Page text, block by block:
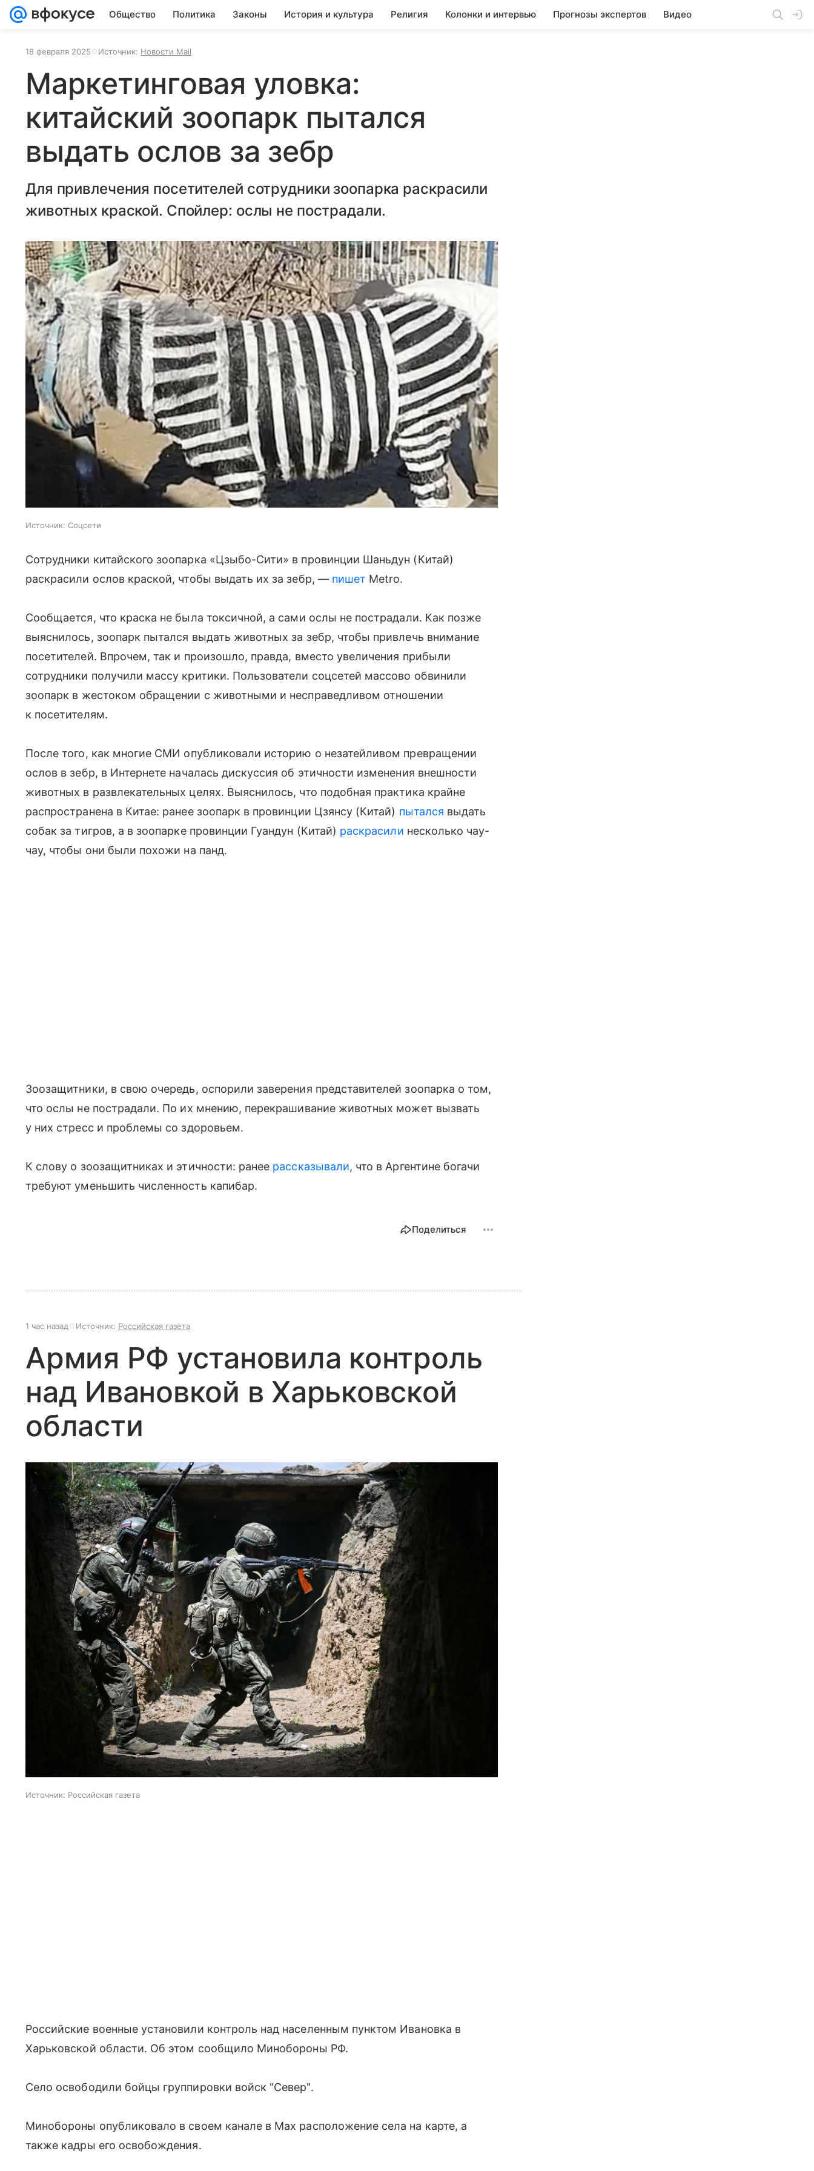
Общество Политика Законы История и культура Религия Колонки и интервью Прогнозы экспертов Видео
18 февраля 2025 Источник: Новости Mail
Маркетинговая уловка:
китайский зоопарк пытался
выдать ослов за зебр
Для привлечения посетителей сотрудники зоопарка раскрасили
животных краской. Спойлер: ослы не пострадали.
Источник: Соцсети
Сотрудники китайского зоопарка «Цзыбо-Сити» в провинции Шаньдун (Китай)
раскрасили ослов краской, чтобы выдать их за зебр, — пишет Metro.
Сообщается, что краска не была токсичной, а сами ослы не пострадали. Как позже
выяснилось, зоопарк пытался выдать животных за зебр, чтобы привлечь внимание
посетителей. Впрочем, так и произошло, правда, вместо увеличения прибыли
сотрудники получили массу критики. Пользователи соцсетей массово обвинили
зоопарк в жестоком обращении с животными и несправедливом отношении
к посетителям.
После того, как многие СМИ опубликовали историю о незатейливом превращении
ослов в зебр, в Интернете началась дискуссия об этичности изменения внешности
животных в развлекательных целях. Выяснилось, что подобная практика крайне
распространена в Китае: ранее зоопарк в провинции Цзянсу (Китай) пытался выдать
собак за тигров, а в зоопарке провинции Гуандун (Китай) раскрасили несколько чау-
чау, чтобы они были похожи на панд.
Зоозащитники, в свою очередь, оспорили заверения представителей зоопарка о том,
что ослы не пострадали. По их мнению, перекрашивание животных может вызвать
у них стресс и проблемы со здоровьем.
К слову о зоозащитниках и этичности: ранее рассказывали, что в Аргентине богачи
требуют уменьшить численность капибар.
Поделиться
1 час назад Источник: Российская газета
Армия РФ установила контроль
над Ивановкой в Харьковской
области
Источник: Российская газета
Российские военные установили контроль над населенным пунктом Ивановка в
Харьковской области. Об этом сообщило Минобороны РФ.
Село освободили бойцы группировки войск "Север".
Минобороны опубликовало в своем канале в Max расположение села на карте, а
также кадры его освобождения.